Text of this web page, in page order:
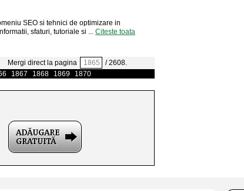
SEO si tehnici de optimizare in
sfaturi, tutoriale si ... Citeste toata
Mergi direct la pagina
/ 2608.
1867 1868 1869 1870